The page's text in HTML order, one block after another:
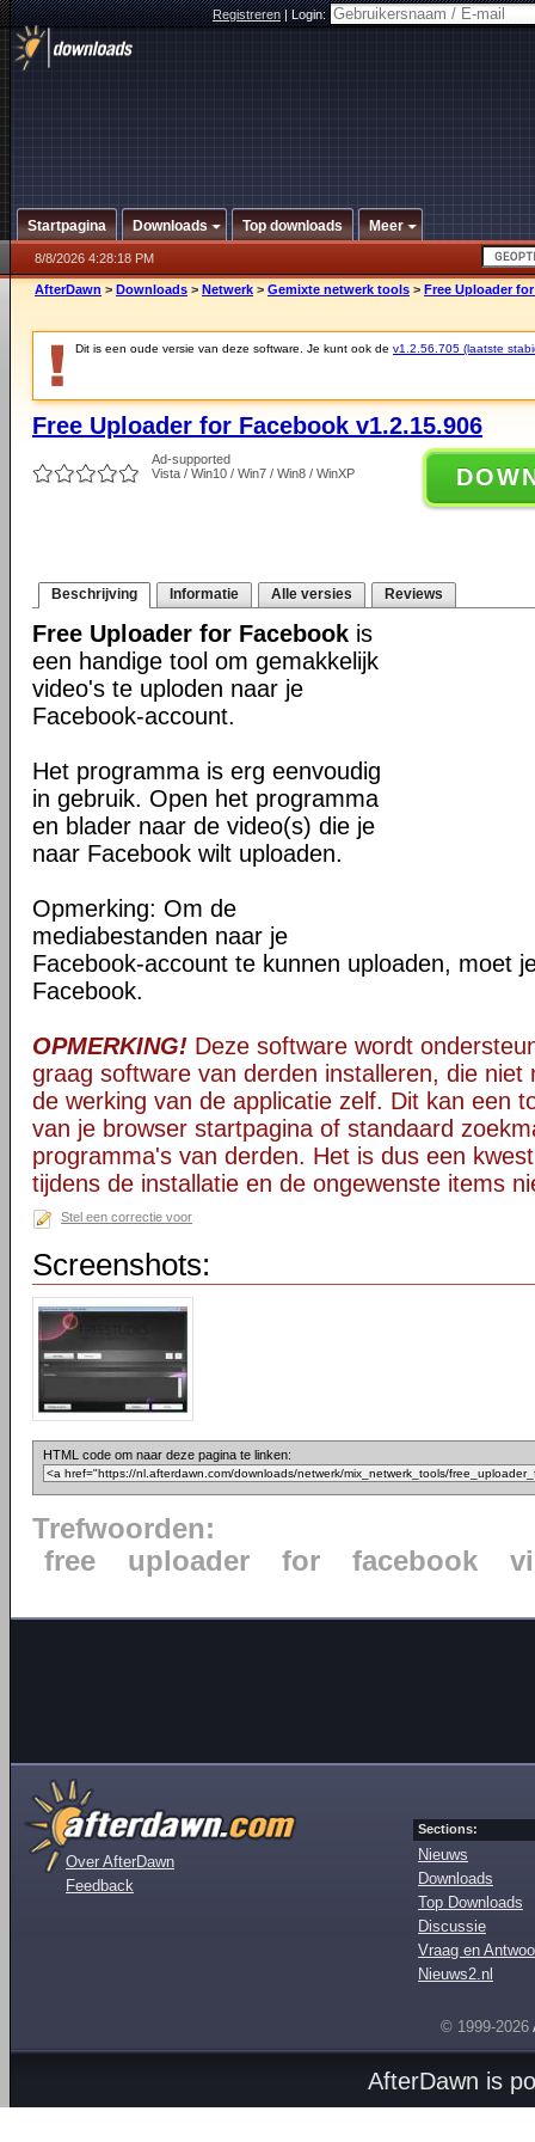
Registreren|Login:
Startpagina Downloads Top downloads Meer
8/8/2026 4:28:18 PM
AfterDawn > Downloads > Netwerk > Gemixte netwerk tools > Free Uploader
Dit is een oude versie van deze software. Je kunt ook de v1.2.56.705 (laatste
Free Uploader for Facebook v1.2.15.906
Ad-supported
Vista / Win10 / Win7 / Win8 / WinXP
Beschrijving Informatie Alle versies Reviews
Free Uploader for Facebook is
een handige tool om gemakkelijk
video's te uploden naar je
Facebook-account.
Het programma is erg eenvoudig
in gebruik. Open het programma
en blader naar de video(s) die je
naar Facebook wilt uploaden.
Opmerking: Om de
mediabestanden naar je
Facebook-account te kunnen uploaden, moet
Facebook.
OPMERKING! Deze software wordt
graag software van derden installeren, die niet
de werking van de applicatie zelf. Dit kan een
van je browser startpagina of standaard
programma's van derden. Het is dus een
tijdens de installatie en de ongewenste items
Stel een correctie voor
Screenshots:
HTML code om naar deze pagina te linken:
Trefwoorden:
free
uploader for facebook
Over AfterDawn
Feedback
Sections:
Nieuws
Downloads
Top Downloads
Discussie
Vraag en
Nieuws2.nl
© 1999-2026
AfterDawn is